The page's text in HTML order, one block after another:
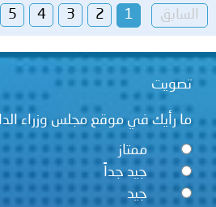
السابق 1
2
3
4
5
تصويت
ما رأيك في موقع مجلس وزراء
ممتاز
جيد جداً
جيد